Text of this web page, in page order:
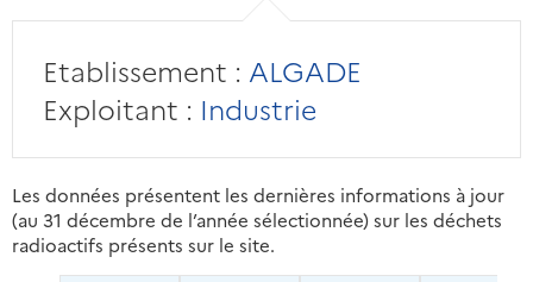
Etablissement : ALGADE
Exploitant : Industrie
Les données présentent les dernières informations à jour
(au 31 décembre de l’année sélectionnée) sur les déchets
radioactifs présents sur le site.